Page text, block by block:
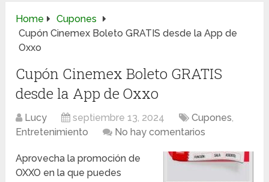
Home
Cupones
Cupón Cinemex Boleto GRATIS desde la App de
Oxxo
Cupón Cinemex Boleto GRATIS
desde la App de Oxxo
Lucy septiembre 13, 2024 Cupones,
Entretenimiento
No hay comentarios
Aprovecha la promoción de
OXXO en la que puedes